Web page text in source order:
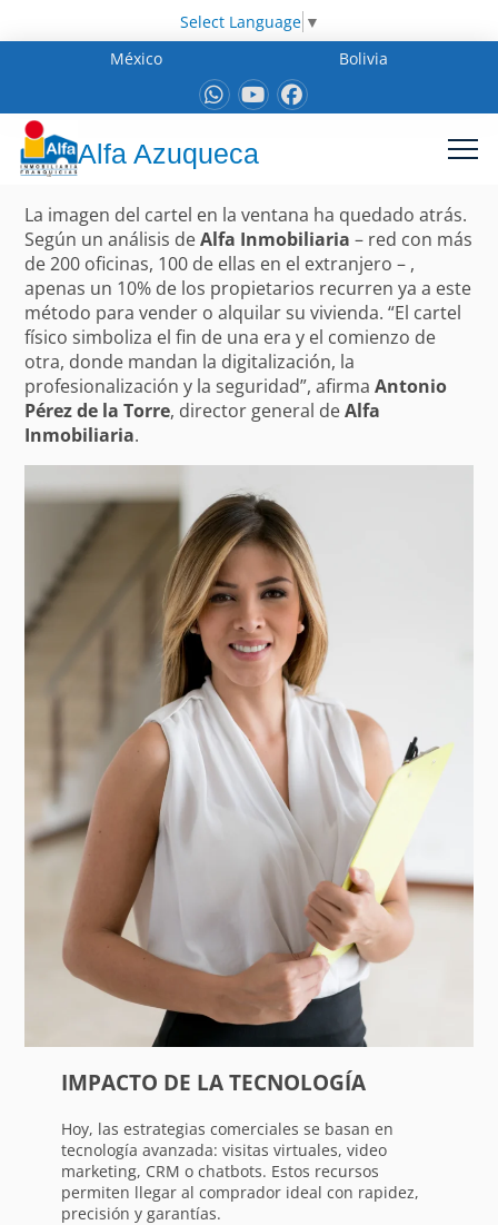
Select Language ▼
México
Bolivia
Alfa Azuqueca
La imagen del cartel en la ventana ha quedado atrás.
Según un análisis deAlfa Inmobiliaria – red con más
de 200 oficinas, 100 de ellas en el extranjero – ,
apenas un 10% de los propietarios recurren ya a este
método para vender o alquilar su vivienda. “El cartel
físico simboliza el fin de una era y el comienzo de
otra, donde mandan la digitalización, la
profesionalización y la seguridad”, afirmaAntonio
Pérez de la Torre, director general deAlfa
Inmobiliaria.
IMPACTO DE LA TECNOLOGÍA
Hoy, las estrategias comerciales se basan en
tecnología avanzada: visitas virtuales, video
marketing, CRM o chatbots. Estos recursos
permiten llegar al comprador ideal con rapidez,
precisión y garantías.